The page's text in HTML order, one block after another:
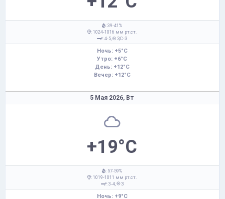
: 39-41%
: 1024-1016 мм рт.ст.
: 4-5,
З,С-З
Ночь: +5°C
Утро: +6°C
День: +12°C
Вечер: +12°C
5 Мая 2026, Вт
+19°C
: 57-59%
: 1019-1011 мм рт.ст.
: 3-4,
З
Ночь: +9°C